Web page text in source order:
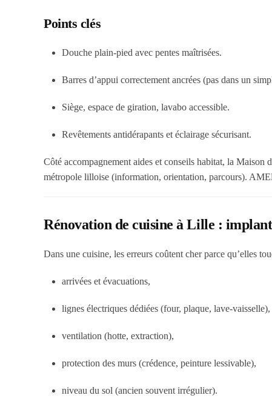
Points clés
Douche plain-pied avec pentes maîtrisées.
Barres d’appui correctement ancrées (pas dans un
Siège, espace de giration, lavabo accessible.
Revêtements antidérapants et éclairage sécurisant.
Côté accompagnement aides et conseils habitat, la Maison
métropole lilloise (information, orientation, parcours).
Rénovation de cuisine à Lille :
Dans une cuisine, les erreurs coûtent cher parce qu’elles
arrivées et évacuations,
lignes électriques dédiées (four, plaque, lave-vaisselle),
ventilation (hotte, extraction),
protection des murs (crédence, peinture lessivable),
niveau du sol (ancien souvent irrégulier).